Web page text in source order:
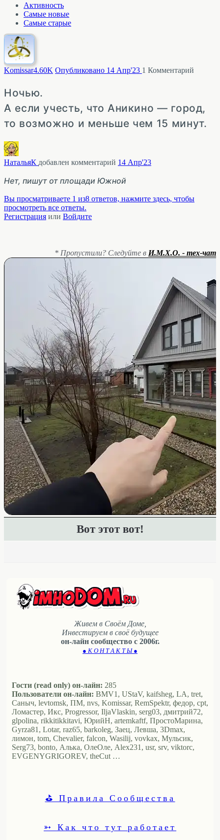
Активность
Самые новые
Самые старые
Komissar4.60K Опубликовано 14 Апр'23 1 Комментарий
Ночью.
А если учесть, что Аникино — город,
то возможно и меньше чем 15 минут.
НатальяК добавлен комментарий 14 Апр'23
Нет, пишут от площади Южной
Вы просматриваете 1 из8 ответов, нажмите здесь, чтобы
просмотреть все ответы.
Регистрация или Войдите
* Пропустили? Следуйте в И.М.Х.О. - тех-чат
Вот этот вот!
Живем в Своём Доме,
Инвестируем в своё будущее
он-лайн сообщество с 2006г.
● К О Н Т А К Т Ы ●
Гости (read only) он-лайн: 285
Пользователи он-лайн: BMV1, UStaV, kaifsheg, LA, tret,
Саныч, levtomsk, ПМ, nvs, Komissar, RemSpektr, федор, cpt,
Ломастер, Икс, Progressor, IljaVlaskin, serg03, дмитрий72,
glpolina, rikkitikkitavi, ЮрийН, artemkaftf, ПростоМарина,
Gyrza81, Lotar, raz65, barkoleg, Заец, Левша, 3Dmax,
лимон, tom, Chevalier, falcon, Wasilij, vovkax, Мульсик,
Serg73, bonto, Алька, ОлеОле, Alex231, usr, srv, viktorc,
EVGENYGRIGOREV, theCut …
⛳ Правила Сообщества
➳ Как что тут работает